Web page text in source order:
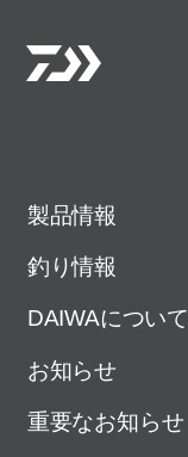
製品情報
釣り情報
DAIWAについて
お知らせ
重要なお知らせ